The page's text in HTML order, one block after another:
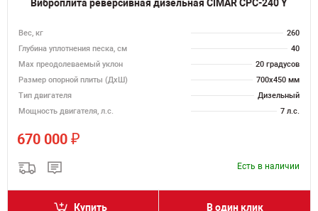
Виброплита реверсивная дизельная CIMAR CPC-240 Y
Вес, кг
260
Глубина уплотнения песка, см
40
Max преодолеваемый уклон
20 градусов
Размер опорной плиты (ДхШ)
700х450 мм
Тип двигателя
Дизельный
Мощность двигателя, л.с.
7 л.с.
670 000 ₽
Есть в наличии
Купить В один клик